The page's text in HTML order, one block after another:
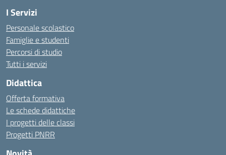
I Servizi
Personale scolastico
Famiglie e studenti
Percorsi di studio
Tutti i servizi
Didattica
Offerta formativa
Le schede didattiche
I progetti delle classi
Progetti PNRR